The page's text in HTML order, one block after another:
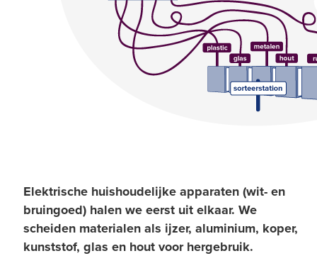
Elektrische huishoudelijke apparaten (wit- en
bruingoed) halen we eerst uit elkaar. We
scheiden materialen als ijzer, aluminium, koper,
kunststof, glas en hout voor hergebruik.